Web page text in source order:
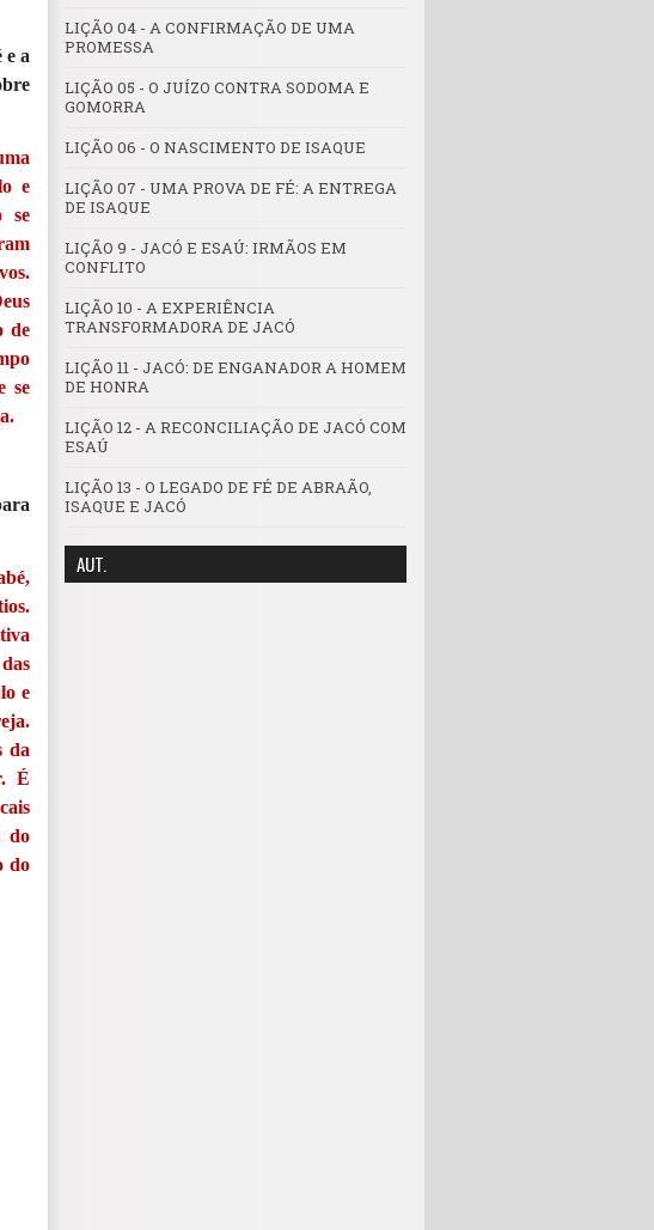
e a
e
se
de
se
e
da
É
do
do
LIÇÃO 04 - A CONFIRMAÇÃO DE UMA
PROMESSA
LIÇÃO 05 - O JUÍZO CONTRA SODOMA E
GOMORRA
LIÇÃO 06 - O NASCIMENTO DE ISAQUE
LIÇÃO 07 - UMA PROVA DE FÉ: A ENTREGA
DE ISAQUE
LIÇÃO 9 - JACÓ E ESAÚ: IRMÃOS EM
CONFLITO
LIÇÃO 10 - A EXPERIÊNCIA
TRANSFORMADORA DE JACÓ
LIÇÃO 11 - JACÓ: DE ENGANADOR A HOMEM
DE HONRA
LIÇÃO 12 - A RECONCILIAÇÃO DE JACÓ COM
ESAÚ
LIÇÃO 13 - O LEGADO DE FÉ DE ABRAÃO,
ISAQUE E JACÓ
AUT.